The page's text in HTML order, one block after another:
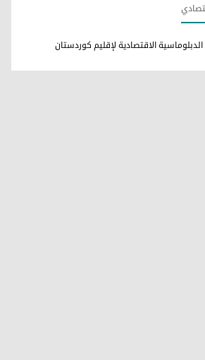
الدبلوماسية الاقتصادية لإقليم كوردستان